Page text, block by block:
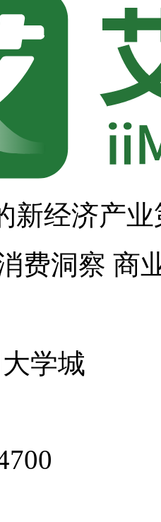
新经济产
费洞察 商
学城